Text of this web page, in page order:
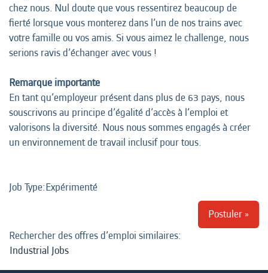
chez nous. Nul doute que vous ressentirez beaucoup de
fierté lorsque vous monterez dans l’un de nos trains avec
votre famille ou vos amis. Si vous aimez le challenge, nous
serions ravis d’échanger avec vous !
Remarque importante
En tant qu’employeur présent dans plus de 63 pays, nous
souscrivons au principe d’égalité d’accès à l’emploi et
valorisons la diversité. Nous nous sommes engagés à créer
un environnement de travail inclusif pour tous.
Job Type:​Expérimenté
Postuler »
Rechercher des offres d’emploi similaires:
Industrial Jobs